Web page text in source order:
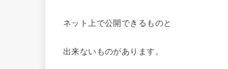
ネット上で公開できるものと
出来ないものがあります。